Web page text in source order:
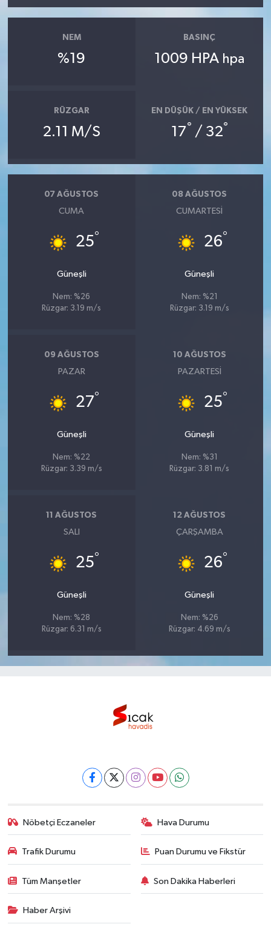
NEM
%19
BASINÇ
1009 HPA hpa
RÜZGAR
2.11 M/S
EN DÜŞÜK / EN YÜKSEK
17° / 32°
07 AĞUSTOS
CUMA
25°
Güneşli
Nem: %26
Rüzgar: 3.19 m/s
08 AĞUSTOS
CUMARTESI
26°
Güneşli
Nem: %21
Rüzgar: 3.19 m/s
09 AĞUSTOS
PAZAR
27°
Güneşli
Nem: %22
Rüzgar: 3.39 m/s
10 AĞUSTOS
PAZARTESI
25°
Güneşli
Nem: %31
Rüzgar: 3.81 m/s
11 AĞUSTOS
SALI
25°
Güneşli
Nem: %28
Rüzgar: 6.31 m/s
12 AĞUSTOS
ÇARŞAMBA
26°
Güneşli
Nem: %26
Rüzgar: 4.69 m/s
Nöbetçi Eczaneler Hava Durumu
Trafik Durumu Puan Durumu ve Fikstür
Tüm Manşetler Son Dakika Haberleri
Haber Arşivi